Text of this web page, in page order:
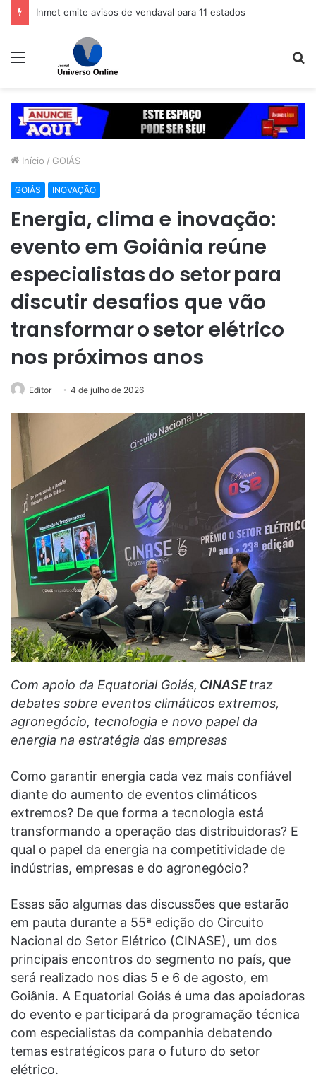
Menu
Início / GOIÁS
GOIÁS INOVAÇÃO
Energia, clima e inovação:
evento em Goiânia reúne
especialistas do setor para
discutir desafios que vão
transformar o setor elétrico
nos próximos anos
Editor 4 de julho de 2026
Com apoio da Equatorial Goiás, CINASEtraz
debates sobre eventos climáticos extremos,
agronegócio, tecnologia e novo papel da
energia na estratégia das empresas
Como garantir energia cada vez mais confiável
diante do aumento de eventos climáticos
extremos? De que forma a tecnologia está
transformando a operação das distribuidoras? E
qual o papel da energia na competitividade de
indústrias, empresas e do agronegócio?
Essas são algumas das discussões que estarão
em pauta durante a 55ª edição do Circuito
Nacional do Setor Elétrico (CINASE), um dos
principais encontros do segmento no país, que
será realizado nos dias 5 e 6 de agosto, em
Goiânia. A Equatorial Goiás é uma das apoiadoras
do evento e participará da programação técnica
com especialistas da companhia debatendo
temas estratégicos para o futuro do setor
elétrico.